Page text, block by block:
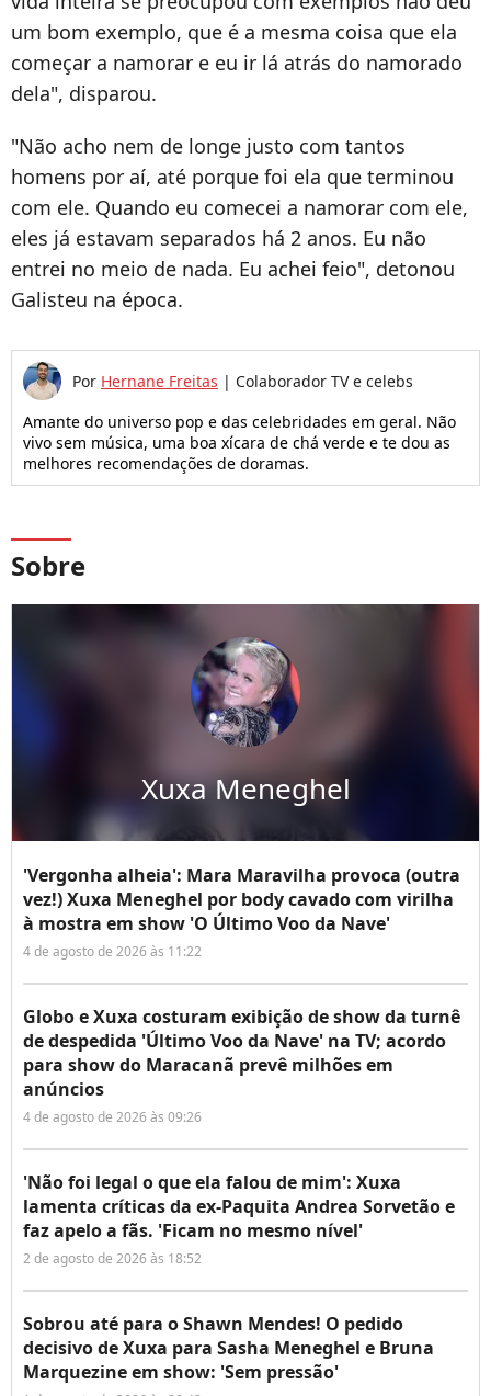
um bom exemplo, que é a mesma coisa que ela
começar a namorar e eu ir lá atrás do namorado
dela", disparou.
"Não acho nem de longe justo com tantos
homens por aí, até porque foi ela que terminou
com ele. Quando eu comecei a namorar com ele,
eles já estavam separados há 2 anos. Eu não
entrei no meio de nada. Eu achei feio", detonou
Galisteu na época.
Por Hernane Freitas | Colaborador TV e celebs
Amante do universo pop e das celebridades em geral. Não
vivo sem música, uma boa xícara de chá verde e te dou as
melhores recomendações de doramas.
Sobre
Xuxa Meneghel
'Vergonha alheia': Mara Maravilha provoca (outra
vez!) Xuxa Meneghel por body cavado com virilha
à mostra em show 'O Último Voo da Nave'
4 de agosto de 2026 às 11:22
Globo e Xuxa costuram exibição de show da turnê
de despedida 'Último Voo da Nave' na TV; acordo
para show do Maracanã prevê milhões em
anúncios
4 de agosto de 2026 às 09:26
'Não foi legal o que ela falou de mim': Xuxa
lamenta críticas da ex-Paquita Andrea Sorvetão e
faz apelo a fãs. 'Ficam no mesmo nível'
2 de agosto de 2026 às 18:52
Sobrou até para o Shawn Mendes! O pedido
decisivo de Xuxa para Sasha Meneghel e Bruna
Marquezine em show: 'Sem pressão'